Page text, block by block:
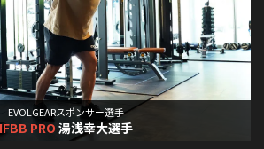
EVOLGEARスポンサー選手
PRO湯浅幸大選手